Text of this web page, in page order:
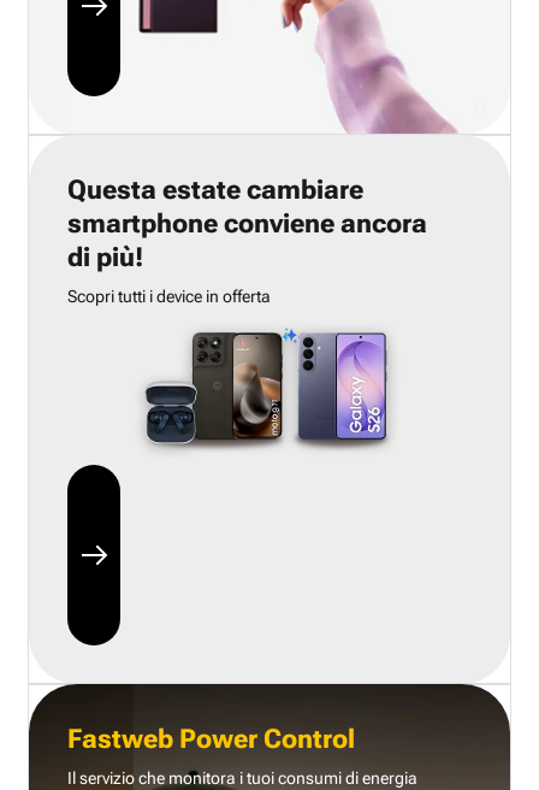
Questa estate cambiare
smartphone conviene ancora
di più!
Scopri tutti i device in offerta
Fastweb Power Control
Il servizio che monitora i tuoi consumi di energia